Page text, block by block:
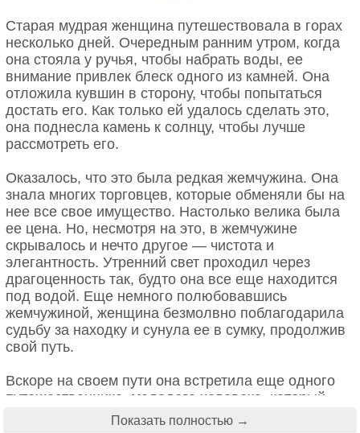
Старая мудрая женщина путешествовала в горах
несколько дней. Очередным ранним утром, когда
она стояла у ручья, чтобы набрать воды, ее
внимание привлек блеск одного из камней. Она
отложила кувшин в сторону, чтобы попытаться
достать его. Как только ей удалось сделать это,
она поднесла камень к солнцу, чтобы лучше
рассмотреть его.
Оказалось, что это была редкая жемчужина. Она
знала многих торговцев, которые обменяли бы на
нее все свое имущество. Настолько велика была
ее цена. Но, несмотря на это, в жемчужине
скрывалось и нечто другое — чистота и
элегантность. Утренний свет проходил через
драгоценность так, будто она все еще находится
под водой. Еще немного полюбовавшись
жемчужиной, женщина безмолвно поблагодарила
судьбу за находку и сунула ее в сумку, продолжив
свой путь.
Вскоре на своем пути она встретила еще одного
путешественника, молодого человека, который
сильно устал и проголодался. Они обменялись
Показать полностью →